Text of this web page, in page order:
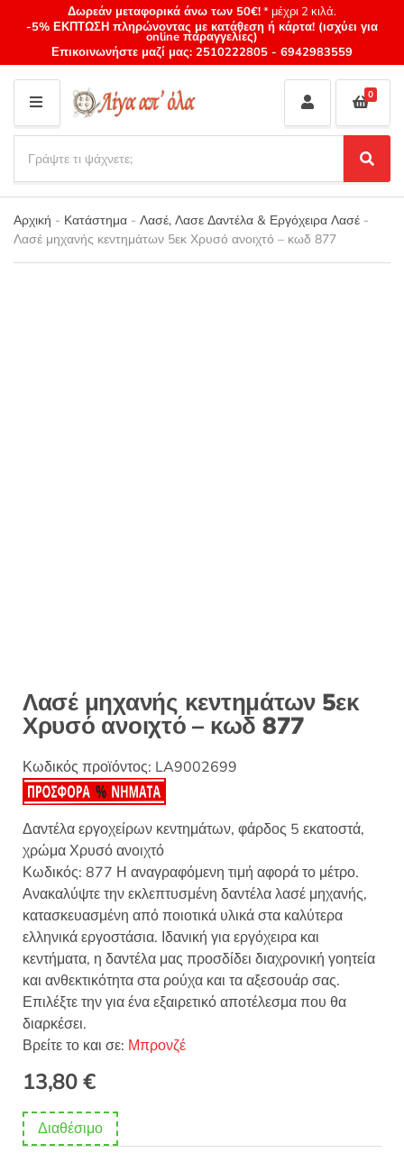
Δωρεάν μεταφορικά άνω των 50€!* μέχρι 2 κιλά.
-5% ΕΚΠΤΩΣΗ πληρώνοντας με κατάθεση ή κάρτα! (ισχύει για
online παραγγελίες)
Επικοινωνήστε μαζί μας: 2510222805 - 6942983559
M
E
N
U
Category
name
a
r
c
h
p
S
e
a
r
0
Αρχική - Κατάστημα - Λασέ, Λασε Δαντέλα & Εργόχειρα Λασέ -
Λασέ μηχανής κεντημάτων 5εκ Χρυσό ανοιχτό – κωδ 877
Λασέ μηχανής κεντημάτων 5εκ
Χρυσό ανοιχτό – κωδ 877
Κωδικός προϊόντος: LA9002699
Δαντέλα εργοχείρων κεντημάτων, φάρδος 5 εκατοστά,
χρώμα Χρυσό ανοιχτό
Κωδικός: 877 Η αναγραφόμενη τιμή αφορά το μέτρο.
Ανακαλύψτε την εκλεπτυσμένη δαντέλα λασέ μηχανής,
κατασκευασμένη από ποιοτικά υλικά στα καλύτερα
ελληνικά εργοστάσια. Ιδανική για εργόχειρα και
κεντήματα, η δαντέλα μας προσδίδει διαχρονική γοητεία
και ανθεκτικότητα στα ρούχα και τα αξεσουάρ σας.
Επιλέξτε την για ένα εξαιρετικό αποτέλεσμα που θα
διαρκέσει.
Βρείτε το και σε: Μπρονζέ
13,80€
Διαθέσιμο